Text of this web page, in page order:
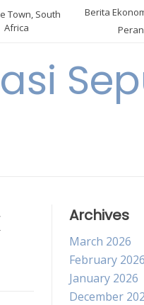
Town, South
Africa
Berita
Archives
March 2026
February 2026
January 2026
December